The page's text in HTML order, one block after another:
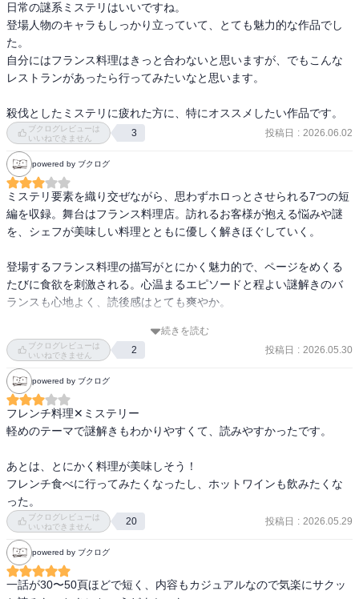
何度も登場する「ヴァン・ショー」というアルコールの飲み物。私
はお酒が飲めないけど、すごく気になる。
ちなみに、第２弾は「ヴァン・ショーをあなたに」というタイト
ル。
日常の謎系ミステリはいいですね。
登場人物のキャラもしっかり立っていて、とても魅力的な作品でし
た。
自分にはフランス料理はきっと合わないと思いますが、でもこんな
レストランがあったら行ってみたいなと思います。
殺伐としたミステリに疲れた方に、特にオススメしたい作品です。
ブクログレビューは
いいねできません
3 投稿日 : 2026.06.02
powered by ブクログ
ミステリ要素を織り交ぜながら、思わずホロっとさせられる7つの短
編を収録。舞台はフランス料理店。訪れるお客様が抱える悩みや謎
を、シェフが美味しい料理とともに優しく解きほぐしていく。
登場するフランス料理の描写がとにかく魅力的で、ページをめくる
たびに食欲を刺激される。心温まるエピソードと程よい謎解きのバ
ランスも心地よく、読後感はとても爽やか。
「こんなお店が本当にあったら行ってみたい」と思わせてくれる一
冊だった。
ただし一点だけ注意。料理の描写があまりにも美味しそうなので、
空腹時に読むのはあまりおすすめできない。読後にはきっと、美味
しいフランス料理が食べたくなる。
続きを読む
ブクログレビューは
いいねできません
2 投稿日 : 2026.05.30
powered by ブクログ
フレンチ料理✕ミステリー
軽めのテーマで謎解きもわかりやすくて、読みやすかったです。
あとは、とにかく料理が美味しそう！
フレンチ食べに行ってみたくなったし、ホットワインも飲みたくな
った。
ブクログレビューは
いいねできません
20 投稿日 : 2026.05.29
powered by ブクログ
一話が30〜50頁ほどで短く、内容もカジュアルなので気楽にサクッ